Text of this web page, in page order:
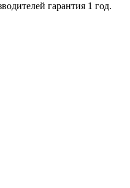
гарантия 1 год.